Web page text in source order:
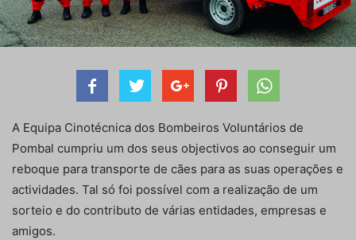
A Equipa Cinotécnica dos Bombeiros Voluntários de
Pombal cumpriu um dos seus objectivos ao conseguir um
reboque para transporte de cães para as suas operações e
actividades. Tal só foi possível com a realização de um
sorteio e do contributo de várias entidades, empresas e
amigos.